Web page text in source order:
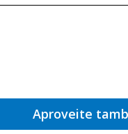
Aproveite